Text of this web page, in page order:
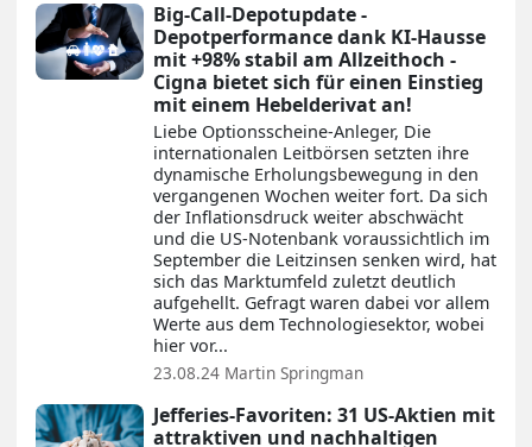
Big-Call-Depotupdate -
Depotperformance dank KI-Hausse
mit +98% stabil am Allzeithoch -
Cigna bietet sich für einen Einstieg
mit einem Hebelderivat an!
Liebe Optionsscheine-Anleger, Die
internationalen Leitbörsen setzten ihre
dynamische Erholungsbewegung in den
vergangenen Wochen weiter fort. Da sich
der Inflationsdruck weiter abschwächt
und die US-Notenbank voraussichtlich im
September die Leitzinsen senken wird, hat
sich das Marktumfeld zuletzt deutlich
aufgehellt. Gefragt waren dabei vor allem
Werte aus dem Technologiesektor, wobei
hier vor...
23.08.24 Martin Springman
Jefferies-Favoriten: 31 US-Aktien mit
attraktiven und nachhaltigen